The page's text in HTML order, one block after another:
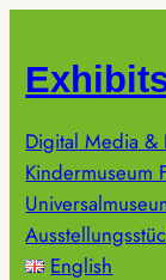
springen
Digital Media &
Kindermuseum
English